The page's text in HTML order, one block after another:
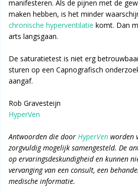
manifesteren. Als de pijnen met de
maken hebben, is het minder
chronische hyperventilatie komt. Dan
arts langsgaan.
De saturatietest is niet erg
sturen op een Capnografisch
aangaf.
Rob Gravesteijn
HyperVen
Antwoorden die door HyperVen worden
zorgvuldig mogelijk samengesteld. De
op ervaringsdeskundigheid en kunnen
vervanging van een consult, een
medische informatie.